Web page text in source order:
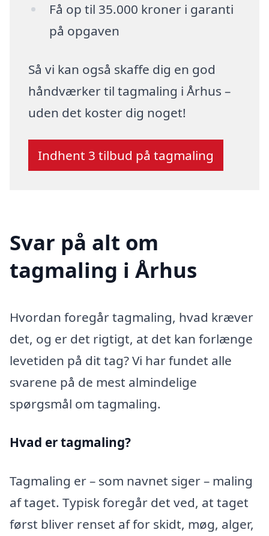
Få op til 35.000 kroner i garanti
på opgaven
Så vi kan også skaffe dig en god
håndværker til tagmaling i Århus –
uden det koster dig noget!
Indhent 3 tilbud på tagmaling
Svar på alt om
tagmaling i Århus
Hvordan foregår tagmaling, hvad kræver
det, og er det rigtigt, at det kan forlænge
levetiden på dit tag? Vi har fundet alle
svarene på de mest almindelige
spørgsmål om tagmaling.
Hvad er tagmaling?
Tagmaling er – som navnet siger – maling
af taget. Typisk foregår det ved, at taget
først bliver renset af for skidt, møg, alger,